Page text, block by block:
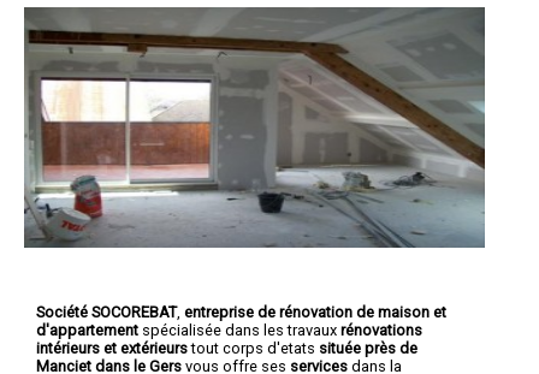
Société SOCOREBAT, entreprise de rénovation de maison et
d'appartement spécialisée dans les travaux rénovations
intérieurs et extérieurstout corps d'etats située près de
Manciet dans le Gers vous offre ses services dans la